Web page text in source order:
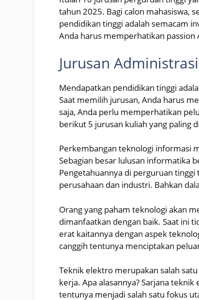
tahun 2025. Bagi calon mahasiswa,
pendidikan tinggi adalah semacam
Anda harus memperhatikan passion
Jurusan
Mendapatkan pendidikan tinggi
Saat memilih jurusan, Anda harus
saja, Anda perlu memperhatikan
berikut 5 jurusan kuliah yang paling
Perkembangan teknologi informasi
Sebagian besar lulusan informatika
Pengetahuannya di perguruan
perusahaan dan industri. Bahkan
Orang yang paham teknologi akan
dimanfaatkan dengan baik. Saat ini
erat kaitannya dengan aspek
canggih tentunya menciptakan
Teknik elektro merupakan salah
kerja. Apa alasannya? Sarjana
tentunya menjadi salah satu fokus